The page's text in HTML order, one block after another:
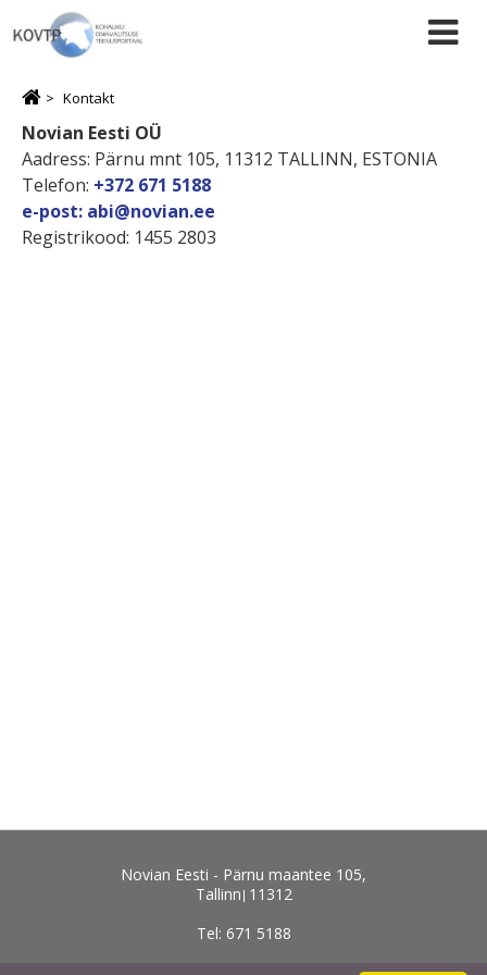
Kontakt
Novian Eesti OÜ
Aadress: Pärnu mnt 105, 11312 TALLINN, ESTONIA
Telefon: +372 671 5188
e-post: abi@novian.ee
Registrikood: 1455 2803
Novian Eesti - Pärnu maantee 105,
Tallinn11312
Tel: 671 5188